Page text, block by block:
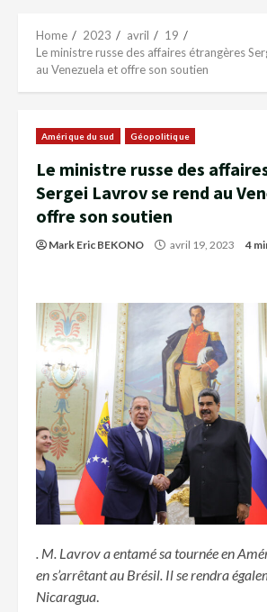
Home 2023 avril
19
Le ministre russe des affaires étrangères
au Venezuela et offre son soutien
Amérique du sud Géopolitique
Le ministre russe des
Sergei Lavrov se rend au
offre son soutien
Mark Eric BEKONO avril 19, 2023 4
. M. Lavrov a entamé sa tournée en
en s’arrêtant au Brésil. Il se rendra
Nicaragua